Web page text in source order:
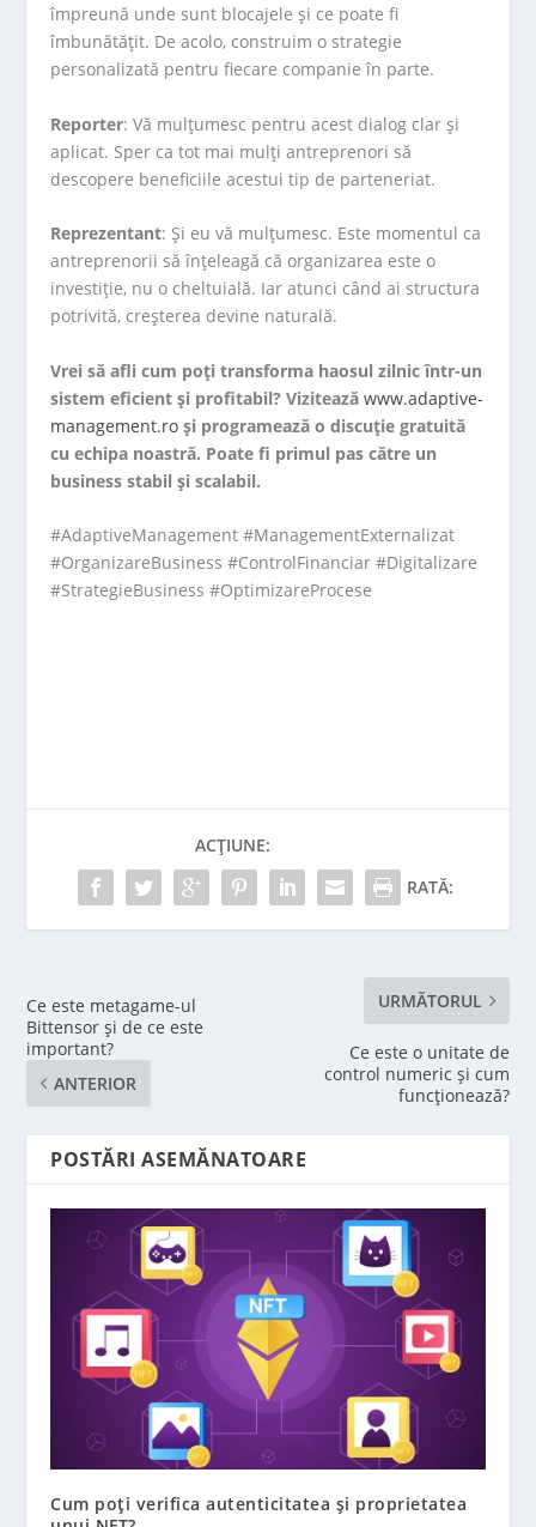
împreună unde sunt blocajele și ce poate fi
îmbunătățit. De acolo, construim o strategie
personalizată pentru fiecare companie în parte.
Reporter: Vă mulțumesc pentru acest dialog clar și
aplicat. Sper ca tot mai mulți antreprenori să
descopere beneficiile acestui tip de parteneriat.
Reprezentant: Și eu vă mulțumesc. Este momentul ca
antreprenorii să înțeleagă că organizarea este o
investiție, nu o cheltuială. Iar atunci când ai structura
potrivită, creșterea devine naturală.
Vrei să afli cum poți transforma haosul zilnic într-un
sistem eficient și profitabil? Vizitează www.adaptive-
management.ro și programează o discuție gratuită
cu echipa noastră. Poate fi primul pas către un
business stabil și scalabil.
#AdaptiveManagement #ManagementExternalizat
#OrganizareBusiness #ControlFinanciar #Digitalizare
#StrategieBusiness #OptimizareProcese
ACȚIUNE:
RATĂ:
Ce este metagame-ul
Bittensor și de ce este
important?
ANTERIOR
URMĂTORUL
Ce este o unitate de
control numeric și cum
funcționează?
POSTĂRI ASEMĂNATOARE
Cum poți verifica autenticitatea și proprietatea